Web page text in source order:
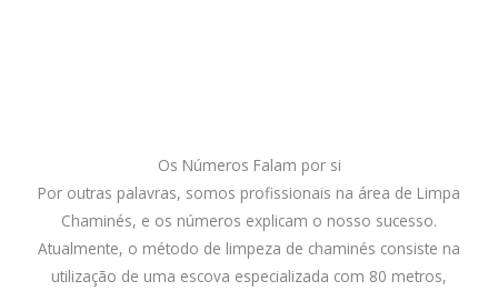
Os Números Falam por si
Por outras palavras, somos profissionais na área de Limpa
Chaminés, e os números explicam o nosso sucesso.
Atualmente, o método de limpeza de chaminés consiste na
utilização de uma escova especializada com 80 metros,